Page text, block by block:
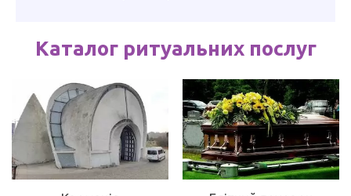
Каталог ритуальних послуг